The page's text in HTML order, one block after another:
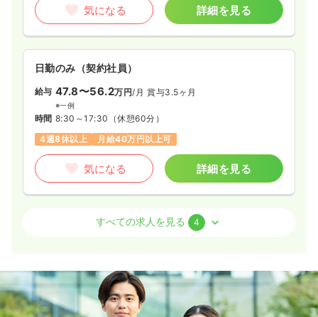
気になる 詳細を見る
日勤のみ（契約社員）
給与 47.8〜56.2万円/月 賞与3.5ヶ月
※一例
時間 8:30～17:30 （休憩60分）
4週8休以上
月給40万円以上可
気になる 詳細を見る
正看護師
給与 35.0〜38.4万円/月 賞与3.5ヶ月
※一例
時間 8:30～17:30（休憩60分）
すべての求人を見る 4